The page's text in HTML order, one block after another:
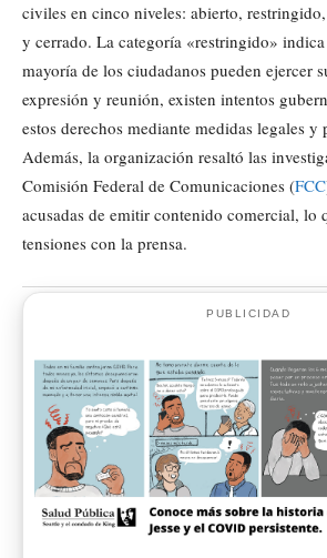
civiles en cinco niveles: abierto,
y cerrado. La categoría «restringido»
mayoría de los ciudadanos pueden ejercer
expresión y reunión, existen intentos
estos derechos mediante medidas legales y
Además, la organización resaltó las
Comisión Federal de Comunicaciones (FCC
acusadas de emitir contenido comercial, lo
tensiones con la prensa.
PUBLICIDAD